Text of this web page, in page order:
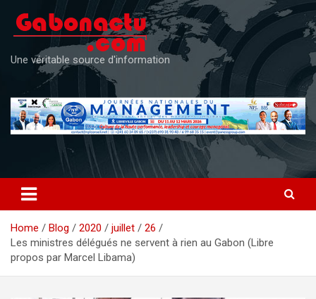
content
Une véritable source d'information
Home Blog 2020 juillet
26
Les ministres délégués ne servent à rien au Gabon (Libre
propos par Marcel Libama)